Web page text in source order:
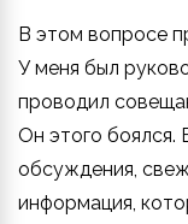
В этом вопросе
У меня был
проводил
Он этого боялся.
обсуждения,
информация,